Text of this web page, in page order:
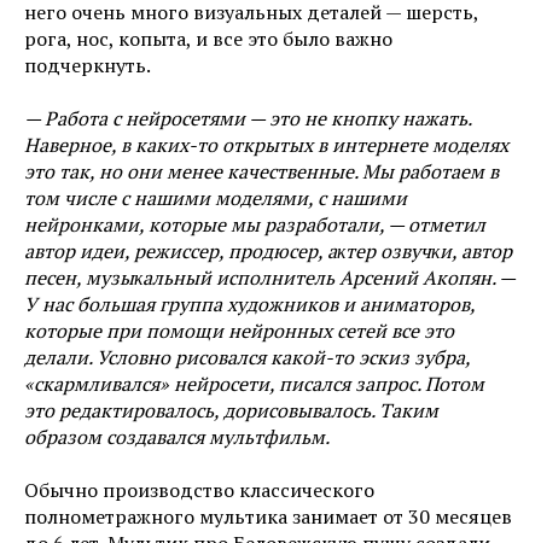
него очень много визуальных деталей — шерсть,
рога, нос, копыта, и все это было важно
подчеркнуть.
— Работа с нейросетями — это не кнопку нажать.
Наверное, в каких-то открытых в интернете моделях
это так, но они менее качественные. Мы работаем в
том числе с нашими моделями, с нашими
нейронками, которые мы разработали, — отметил
автор идеи, режиссер, продюсер, аĸтер озвучĸи, автор
песен, музыĸальный исполнитель Арсений Акопян. —
У нас большая группа художников и аниматоров,
которые при помощи нейронных сетей все это
делали. Условно рисовался какой-то эскиз зубра,
«скармливался» нейросети, писался запрос. Потом
это редактировалось, дорисовывалось. Таким
образом создавался мультфильм.
Обычно производство классического
полнометражного мультика занимает от 30 месяцев